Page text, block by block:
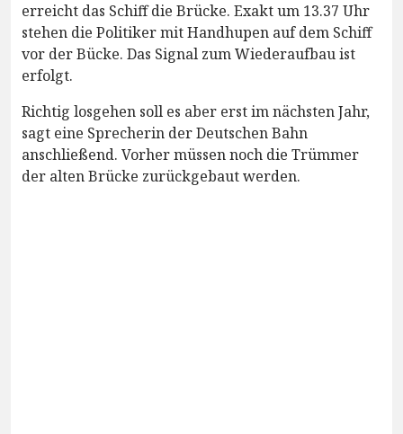
erreicht das Schiff die Brücke. Exakt um 13.37 Uhr
stehen die Politiker mit Handhupen auf dem Schiff
vor der Bücke. Das Signal zum Wiederaufbau ist
erfolgt.
Richtig losgehen soll es aber erst im nächsten Jahr,
sagt eine Sprecherin der Deutschen Bahn
anschließend. Vorher müssen noch die Trümmer
der alten Brücke zurückgebaut werden.